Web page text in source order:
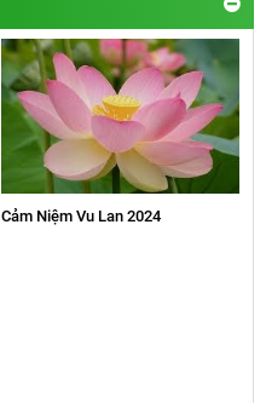
Cảm Niệm Vu Lan 2024